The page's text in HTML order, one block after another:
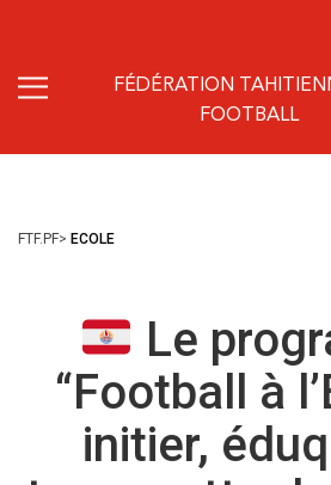
FÉDÉRATION
FOOTBALL
FTF.PF> ECOLE
Le
“Football à
initier,